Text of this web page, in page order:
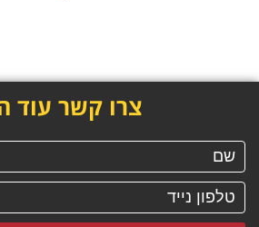
צרו קשר עוד